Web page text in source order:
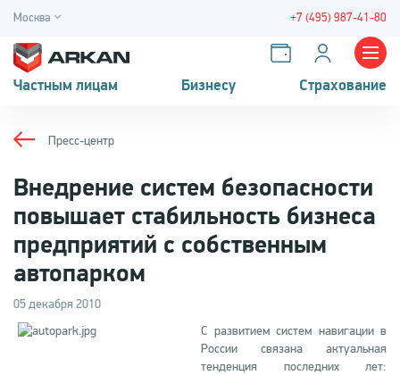
Москва +7 (495) 987-41-80
Частным лицам Бизнесу Страхование
Пресс-центр
Внедрение систем безопасности
повышает стабильность бизнеса
предприятий с собственным
автопарком
05 декабря 2010
С развитием систем навигации в
России связана актуальная
тенденция последних лет: